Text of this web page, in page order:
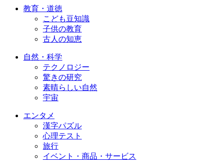
教育・道徳
こども豆知識
子供の教育
古人の知恵
自然・科学
テクノロジー
驚きの研究
素晴らしい自然
宇宙
エンタメ
漢字パズル
心理テスト
旅行
イベント・商品・サービス